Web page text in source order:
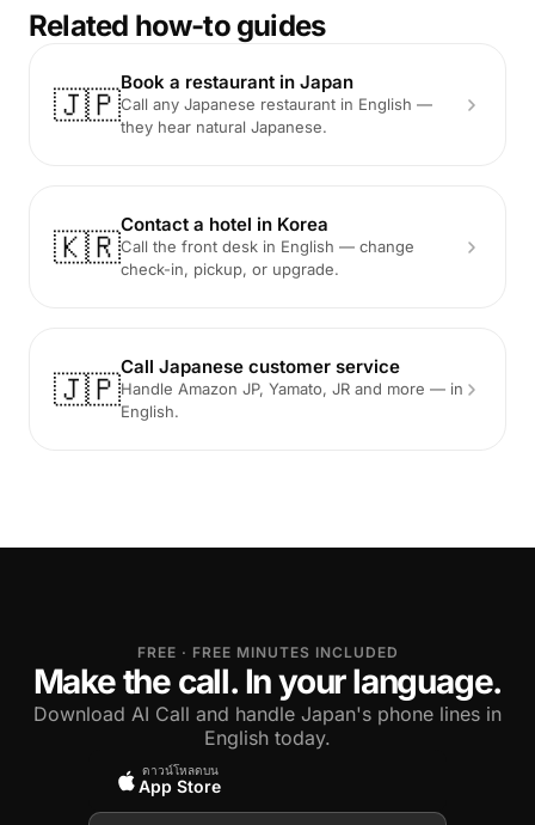
Related how-to guides
🇯🇵
Book a restaurant in Japan
Call any Japanese restaurant in English —
they hear natural Japanese.
🇰🇷
Contact a hotel in Korea
Call the front desk in English — change
check-in, pickup, or upgrade.
🇯🇵
Call Japanese customer service
Handle Amazon JP, Yamato, JR and more — in
English.
FREE · FREE MINUTES INCLUDED
Make the call. In your language.
Download AI Call and handle Japan's phone lines in
English today.
ดาวน์โหลดบน
App Store